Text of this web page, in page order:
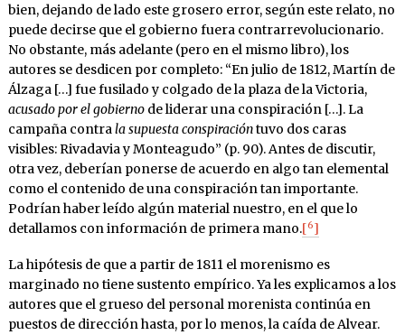
bien, dejando de lado este grosero error, según este relato, no
puede decirse que el gobierno fuera contrarrevolucionario.
No obstante, más adelante (pero en el mismo libro), los
autores se desdicen por completo: “En julio de 1812, Martín de
Álzaga […] fue fusilado y colgado de la plaza de la Victoria,
acusado por el gobiernode liderar una conspiración […]. La
campaña contrala supuesta conspiracióntuvo dos caras
visibles: Rivadavia y Monteagudo” (p. 90). Antes de discutir,
otra vez, deberían ponerse de acuerdo en algo tan elemental
como el contenido de una conspiración tan importante.
Podrían haber leído algún material nuestro, en el que lo
detallamos con información de primera mano.[6]
La hipótesis de que a partir de 1811 el morenismo es
marginado no tiene sustento empírico. Ya les explicamos a los
autores que el grueso del personal morenista continúa en
puestos de dirección hasta, por lo menos, la caída de Alvear.